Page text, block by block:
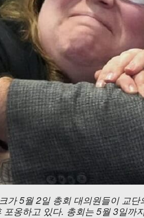
가 5월 2일 총회 대의원들이 교
옹하고 있다. 총회는 5월 3일